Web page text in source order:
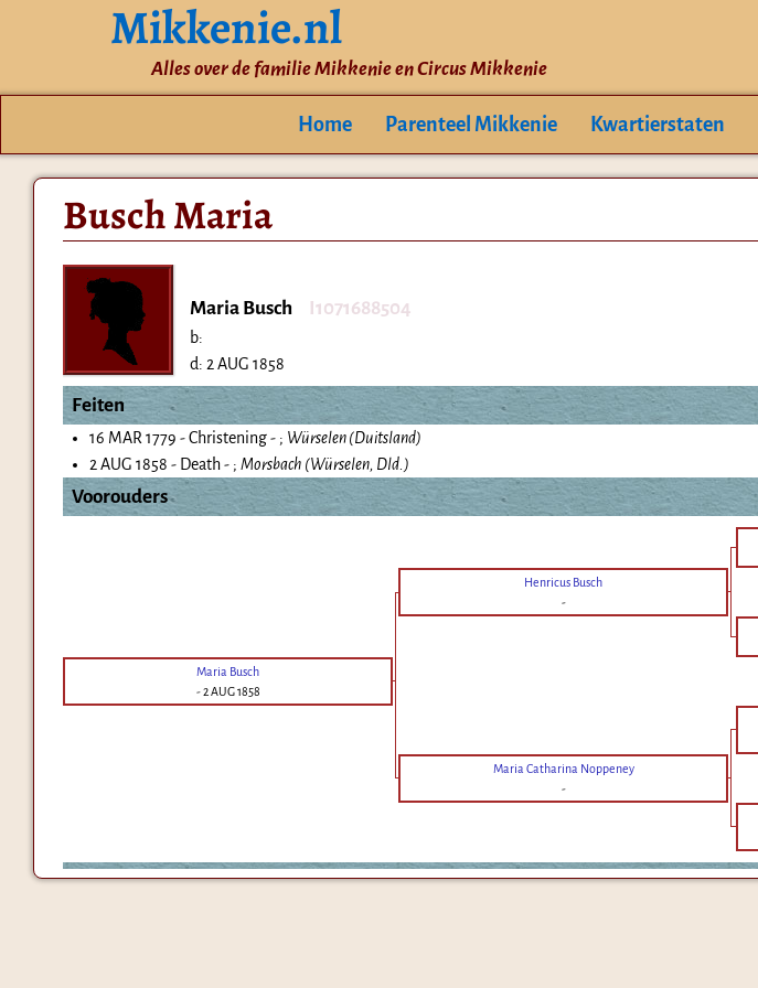
Mikkenie.nl
Alles over de familie Mikkenie en Circus Mikkenie
Home Parenteel Mikkenie Kwartierstaten
Busch Maria
Maria Busch I1071688504
b:
d: 2 AUG 1858
Feiten
16 MAR 1779 - Christening - ; Würselen (Duitsland)
2 AUG 1858 - Death - ; Morsbach (Würselen, Dld.)
Voorouders
Henricus Busch
-
Maria Busch
-2 AUG 1858
Maria Catharina Noppeney
-